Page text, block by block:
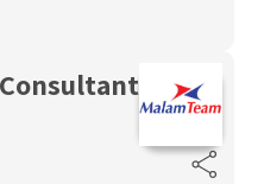
Consultant